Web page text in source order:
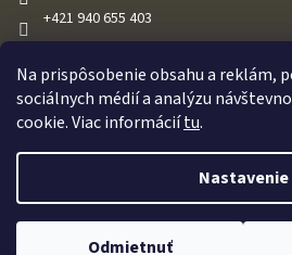
Na prispôsobenie obsahu a reklám,
sociálnych médií a analýzu
cookie. Viac informáciítu.
Nastavenie
Odmietnuť
Oznamujeme našim zákazníkom že všetky
predávané s výkonom do 17J v súlade so
+421 940 655 403
Merkuria.net
Copyright 2026Merkuria.net. Všetky